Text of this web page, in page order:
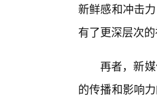
新鲜感和冲击
有了更深层次的
再者，新
的传播和影响